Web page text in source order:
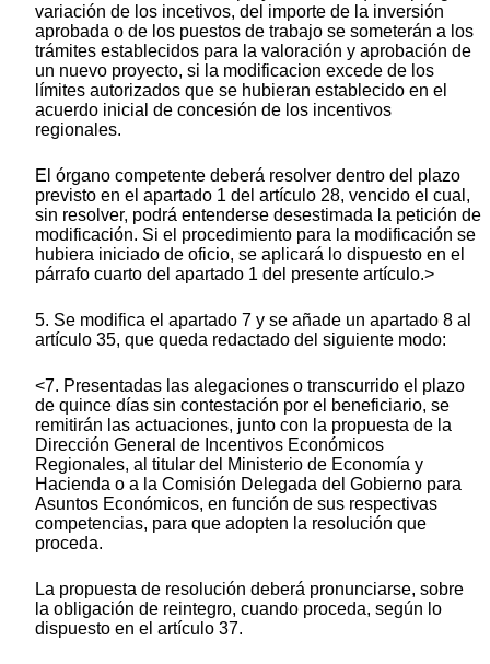
variación de los incetivos, del importe de la inversión
aprobada o de los puestos de trabajo se someterán a los
trámites establecidos para la valoración y aprobación de
un nuevo proyecto, si la modificacion excede de los
límites autorizados que se hubieran establecido en el
acuerdo inicial de concesión de los incentivos
regionales.
El órgano competente deberá resolver dentro del plazo
previsto en el apartado 1 del artículo 28, vencido el cual,
sin resolver, podrá entenderse desestimada la petición de
modificación. Si el procedimiento para la modificación se
hubiera iniciado de oficio, se aplicará lo dispuesto en el
párrafo cuarto del apartado 1 del presente artículo.>
5. Se modifica el apartado 7 y se añade un apartado 8 al
artículo 35, que queda redactado del siguiente modo:
<7. Presentadas las alegaciones o transcurrido el plazo
de quince días sin contestación por el beneficiario, se
remitirán las actuaciones, junto con la propuesta de la
Dirección General de Incentivos Económicos
Regionales, al titular del Ministerio de Economía y
Hacienda o a la Comisión Delegada del Gobierno para
Asuntos Económicos, en función de sus respectivas
competencias, para que adopten la resolución que
proceda.
La propuesta de resolución deberá pronunciarse, sobre
la obligación de reintegro, cuando proceda, según lo
dispuesto en el artículo 37.